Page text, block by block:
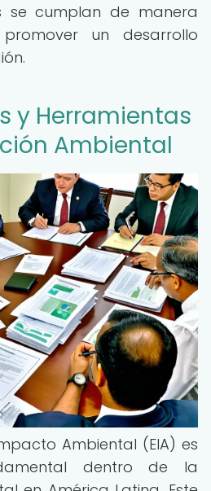
se cumplan de manera
un desarrollo
y Herramientas
Ambiental
Ambiental (EIA) es
dentro de la